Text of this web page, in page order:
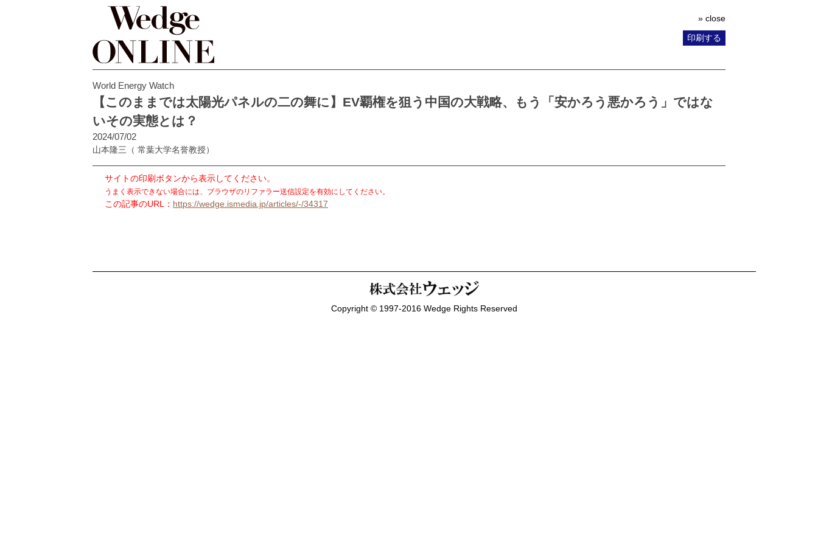
» close
印刷する
World Energy Watch
【このままでは太陽光パネルの二の舞に】EV覇権を狙う中国の大戦略、もう「安かろう悪かろう」ではな
いその実態とは？
2024/07/02
山本隆三 （ 常葉大学名誉教授）
サイトの印刷ボタンから表示してください。
うまく表示できない場合には、ブラウザのリファラー送信設定を有効にしてください。
この記事のURL： https://wedge.ismedia.jp/articles/-/34317
Copyright © 1997-2016 Wedge Rights Reserved